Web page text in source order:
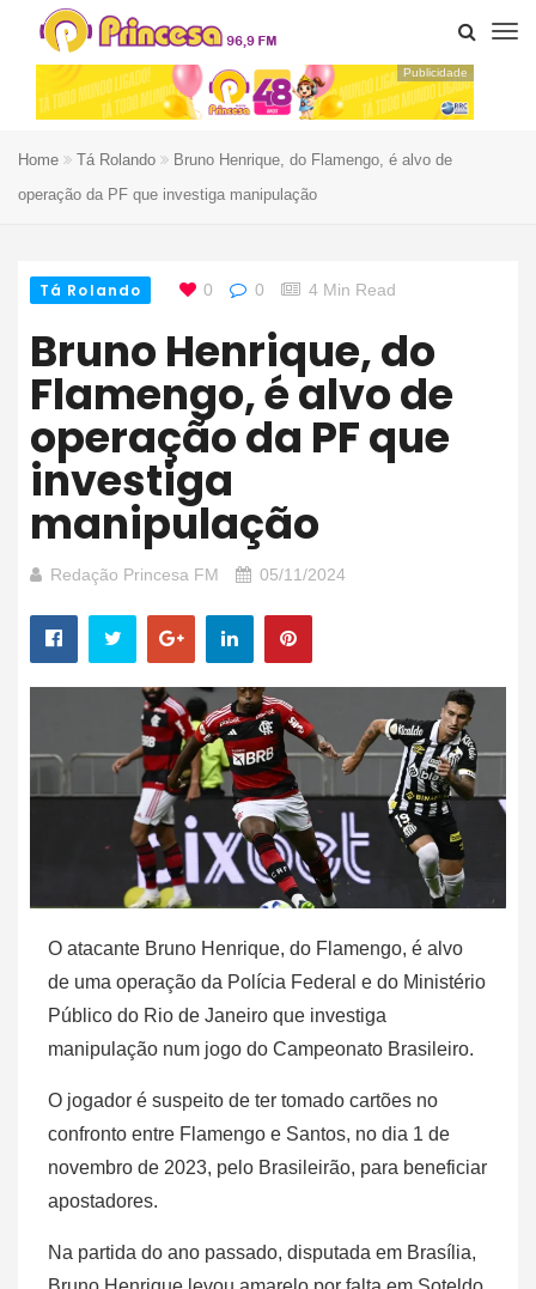
Publicidade
Home Tá Rolando
Bruno Henrique, do Flamengo, é alvo de
operação da PF que investiga manipulação
Tá Rolando 0 0 4 Min Read
Bruno Henrique, do
Flamengo, é alvo de
operação da PF que
investiga
manipulação
Redação Princesa FM 05/11/2024
O atacante Bruno Henrique, do Flamengo, é alvo
de uma operação da Polícia Federal e do Ministério
Público do Rio de Janeiro que investiga
manipulação num jogo do Campeonato Brasileiro.
O jogador é suspeito de ter tomado cartões no
confronto entre Flamengo e Santos, no dia 1 de
novembro de 2023, pelo Brasileirão, para beneficiar
apostadores.
Na partida do ano passado, disputada em Brasília,